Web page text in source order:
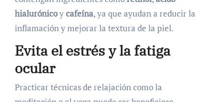
hialurónicoycafeína, ya que ayudan a reducir la
inflamación y mejorar la textura de la piel.
Evita el estrés y la fatiga
ocular
Practicar técnicas de relajación como la